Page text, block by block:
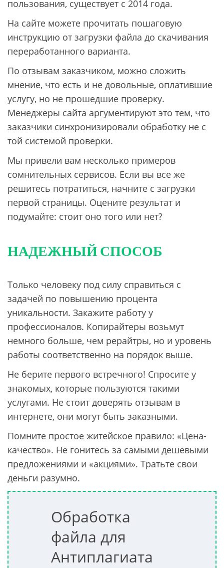
пользования, существует с 2014 года.
На сайте можете прочитать пошаговую
инструкцию от загрузки файла до скачивания
переработанного варианта.
По отзывам заказчиком, можно сложить
мнение, что есть и не довольные, оплатившие
услугу, но не прошедшие проверку.
Менеджеры сайта аргументируют это тем, что
заказчики синхронизировали обработку не с
той системой проверки.
Мы привели вам несколько примеров
сомнительных сервисов. Если вы все же
решитесь потратиться, начните с загрузки
первой страницы. Оцените результат и
подумайте: стоит оно того или нет?
НАДЕЖНЫЙ СПОСОБ
Только человеку под силу справиться с
задачей по повышению процента
уникальности. Закажите работу у
профессионалов. Копирайтеры возьмут
немного больше, чем рерайтры, но и уровень
работы соответственно на порядок выше.
Не берите первого встречного! Спросите у
знакомых, которые пользуются такими
услугами. Не стоит доверять отзывам в
интернете, они могут быть заказными.
Помните простое житейское правило: «Цена-
качество». Не гонитесь за самыми дешевыми
предложениями и «акциями». Тратьте свои
деньги разумно.
Обработка
файла для
Антиплагиата